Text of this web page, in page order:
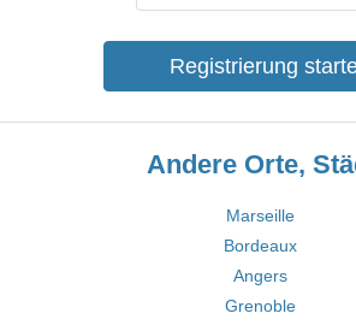
Registrierung
Andere Orte,
Marseille
Bordeaux
Angers
Grenoble